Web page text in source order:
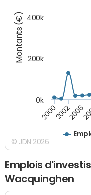
Montants (€)
200020022006
0k
200k
400k
© JDN 2026
Emplois
Wacquinghen